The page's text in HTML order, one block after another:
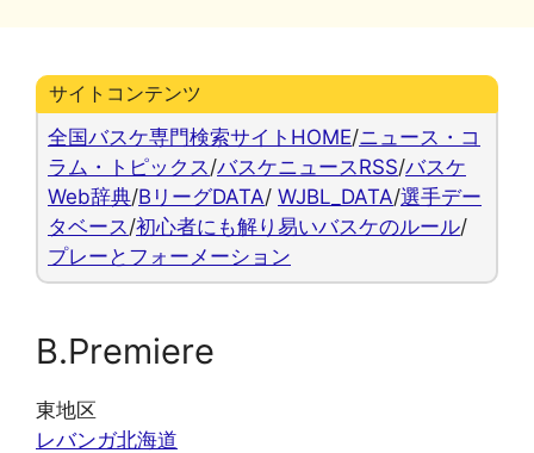
サイトコンテンツ
全国バスケ専門検索サイトHOME/ニュース・コ
ラム・トピックス /バスケニュースRSS/バスケ
Web辞典/BリーグDATA/ WJBL_DATA/選手デー
タベース /初心者にも解り易いバスケのルール/
プレーとフォーメーション
B.Premiere
東地区
レバンガ北海道